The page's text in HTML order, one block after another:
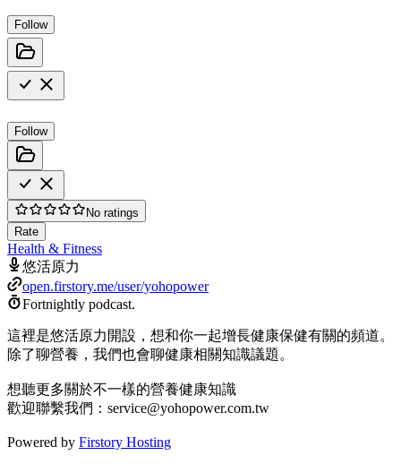
Follow
Follow
No ratings
Rate
Health & Fitness
悠活原力
open.firstory.me/user/yohopower
Fortnightly podcast.
這裡是悠活原力開設，想和你一起增長健康保健有關的頻道。
除了聊營養，我們也會聊健康相關知識議題。
想聽更多關於不一樣的營養健康知識
歡迎聯繫我們：service@yohopower.com.tw
Powered by Firstory Hosting